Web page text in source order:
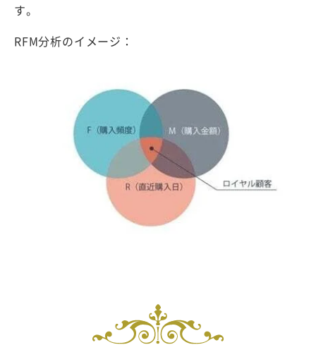
す。
RFM分析のイメージ：